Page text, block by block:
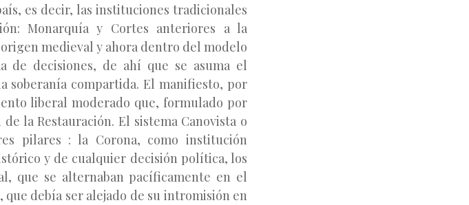
es decir, las instituciones tradicionales
Monarquía y Cortes anteriores a la
medieval y ahora dentro del modelo
decisiones, de ahí que se asuma el
compartida. El manifiesto, por
liberal moderado que, formulado por
la Restauración. El sistema Canovista o
pilares : la Corona, como institución
y de cualquier decisión política, los
que se alternaban pacíficamente en el
debía ser alejado de su intromisión en